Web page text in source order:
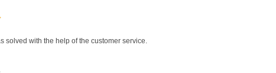
solved with the help of the customer service.